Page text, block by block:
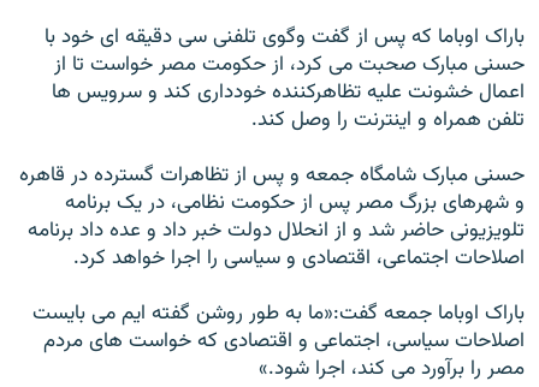
باراک اوباما که پس از گفت وگوی تلفنی سی دقيقه ای خود با
حسنی مبارک صحبت می کرد، از حکومت مصر خواست تا از
اعمال خشونت عليه تظاهرکننده خودداری کند و سرويس ها
تلفن همراه و اينترنت را وصل کند.
حسنی مبارک شامگاه جمعه و پس از تظاهرات گسترده در قاهره
و شهرهای بزرگ مصر پس از حکومت نظامی، در يک برنامه
تلويزيونی حاضر شد و از انحلال دولت خبر داد و عده داد برنامه
اصلاحات اجتماعی، اقتصادی و سياسی را اجرا خواهد کرد.
باراک اوباما جمعه گفت:«ما به طور روشن گفته ايم می بايست
اصلاحات سياسی، اجتماعی و اقتصادی که خواست های مردم
مصر را برآورد می کند، اجرا شود.»